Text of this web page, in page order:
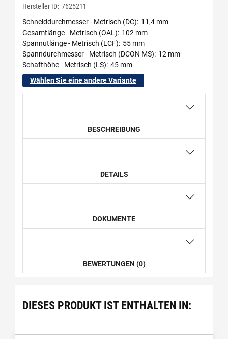
Hersteller ID: 7625211
Schneiddurchmesser - Metrisch (DC)
11,4 mm
Gesamtlänge - Metrisch (OAL)
102 mm
Spannutlänge - Metrisch (LCF)
55 mm
Spanndurchmesser - Metrisch (DCON MS)
12 mm
Schafthöhe - Metrisch (LS) 45 mm
Wählen Sie eine andere Variante
BESCHREIBUNG
DETAILS
DOKUMENTE
BEWERTUNGEN (0)
DIESES PRODUKT IST ENTHALTEN IN: